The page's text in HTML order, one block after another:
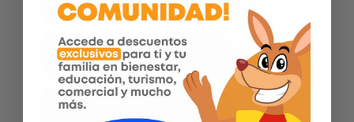
Instagram
Página web